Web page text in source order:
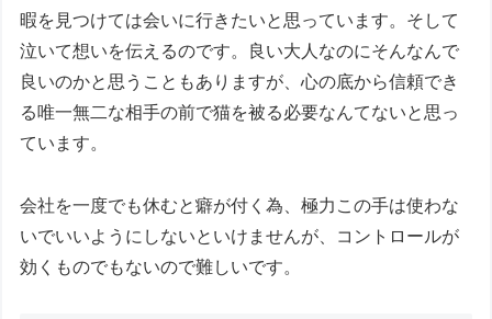
暇を見つけては会いに行きたいと思っています。そして
泣いて想いを伝えるのです。良い大人なのにそんなんで
良いのかと思うこともありますが、心の底から信頼でき
る唯一無二な相手の前で猫を被る必要なんてないと思っ
ています。
会社を一度でも休むと癖が付く為、極力この手は使わな
いでいいようにしないといけませんが、コントロールが
効くものでもないので難しいです。